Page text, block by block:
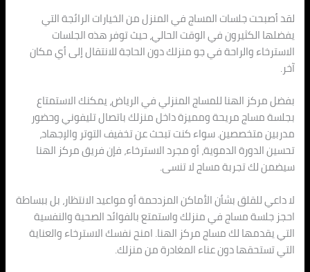
لقد أصبحت جلسات المساج في المنزل من الخيارات الرائجة التي
يفضلها الكثيرون في الوقت الحالي، حيث توفر هذه الجلسات
الاسترخاء والراحة في جو منزلك دون الحاجة للانتقال إلى أي مكان
آخر.
بفضل مركز الهنا للمساج المنزلي في الرياض، يمكنك الاستمتاع
بجلسة مساج مريحة ومميزة داخل منزلك باتصال تليفوني وحضور
مدربين متخصصين. سواء كنت تبحث عن تخفيف التوتر والإجهاد،
تحسين الدورة الدموية، أو مجرد الاسترخاء، فإن فريق مركز الهنا
سيضمن لك تجربة مساج لا تنسى.
لا داعي للقلق بشأن الأماكن المزدحمة أو مواعيد الانتظار، بل ببساطة
احجز جلسة مساج في منزلك واستمتع بالفوائد الصحية والنفسية
التي يقدمها لك مساج مركز الهنا. امنح نفسك الاسترخاء والعناية
التي تستحقها دون عناء المغادرة من منزلك.